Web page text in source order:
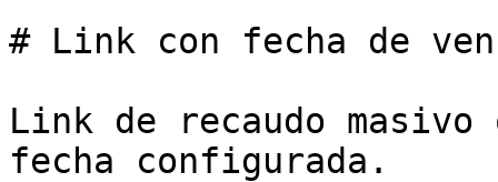
# Link con fecha de
Link de recaudo
fecha configurada.